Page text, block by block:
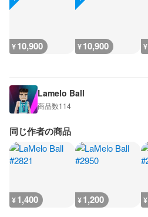
¥10,900 ¥10,900 ¥
Lamelo Ball
商品数114
同じ作者の商品
¥1,400 ¥1,200 ¥